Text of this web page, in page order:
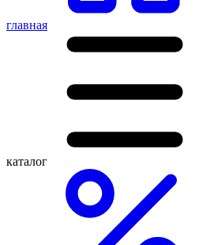
главная
каталог